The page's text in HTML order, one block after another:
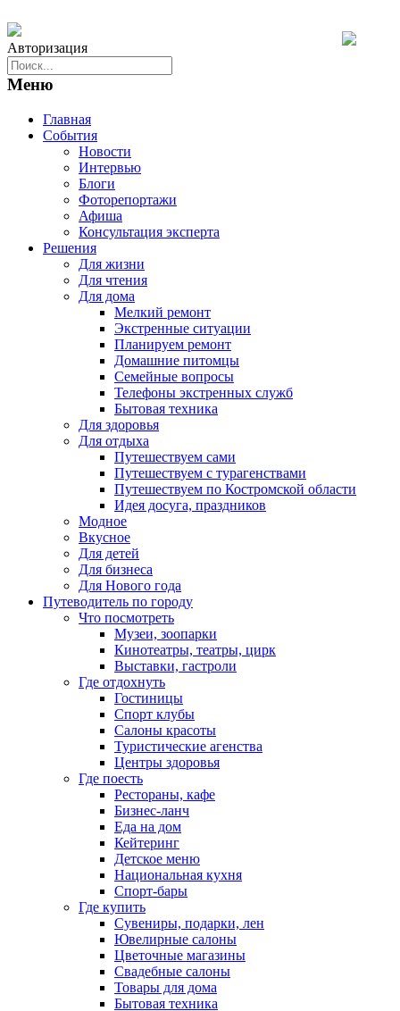
Авторизация
Меню
Главная
События
Новости
Интервью
Блоги
Фоторепортажи
Афиша
Консультация эксперта
Решения
Для жизни
Для чтения
Для дома
Мелкий ремонт
Экстренные ситуации
Планируем ремонт
Домашние питомцы
Семейные вопросы
Телефоны экстренных служб
Бытовая техника
Для здоровья
Для отдыха
Путешествуем сами
Путешествуем с турагенствами
Путешествуем по Костромской области
Идея досуга, праздников
Модное
Вкусное
Для детей
Для бизнеса
Для Нового года
Путеводитель по городу
Что посмотреть
Музеи, зоопарки
Кинотеатры, театры, цирк
Выставки, гастроли
Где отдохнуть
Гостиницы
Спорт клубы
Салоны красоты
Туристические агенства
Центры здоровья
Где поесть
Рестораны, кафе
Бизнес-ланч
Еда на дом
Кейтеринг
Детское меню
Национальная кухня
Спорт-бары
Где купить
Сувениры, подарки, лен
Ювелирные салоны
Цветочные магазины
Свадебные салоны
Товары для дома
Бытовая техника